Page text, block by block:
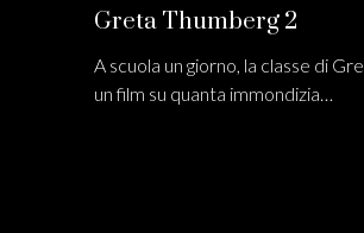
Greta Thumberg 2
A scuola un giorno, la classe di
un film su quanta immondizia…